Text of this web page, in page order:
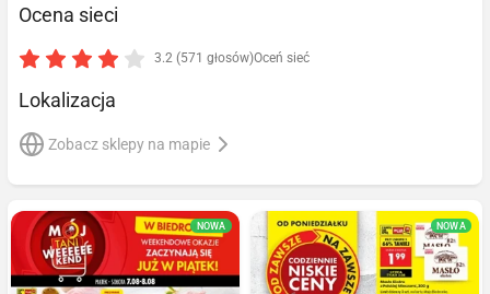
Ocena sieci
3.2 (571 głosów)Oceń sieć
Lokalizacja
Zobacz sklepy na mapie
NOWA NOWA